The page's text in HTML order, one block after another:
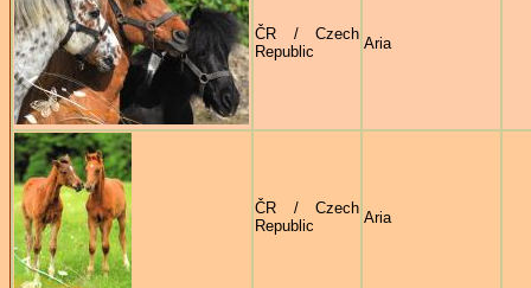
ČR / Czech
Republic
Aria
ČR / Czech
Republic
Aria